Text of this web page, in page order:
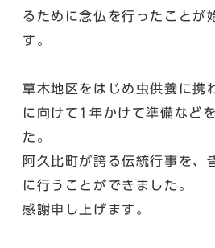
るために念仏を行ったことが
す。
草木地区をはじめ虫供養に携
に向けて1年かけて準備など
た。
阿久比町が誇る伝統行事を、
に行うことができました。
感謝申し上げます。